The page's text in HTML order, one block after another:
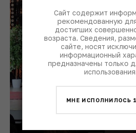
Сайт содержит
рекомендованную
достигших
возраста. Сведения,
сайте, носят
информационный
предназначены только
МНЕ ИСПОЛНИЛОСЬ